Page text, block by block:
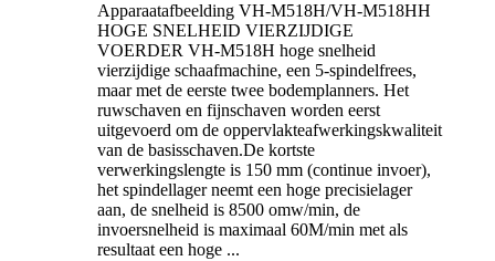
Apparaatafbeelding VH-M518H/VH-M518HH
HOGE SNELHEID VIERZIJDIGE
VOERDER VH-M518H hoge snelheid
vierzijdige schaafmachine, een 5-spindelfrees,
maar met de eerste twee bodemplanners. Het
ruwschaven en fijnschaven worden eerst
uitgevoerd om de oppervlakteafwerkingskwaliteit
van de basisschaven.De kortste
verwerkingslengte is 150 mm (continue invoer),
het spindellager neemt een hoge precisielager
aan, de snelheid is 8500 omw/min, de
invoersnelheid is maximaal 60M/min met als
resultaat een hoge ...